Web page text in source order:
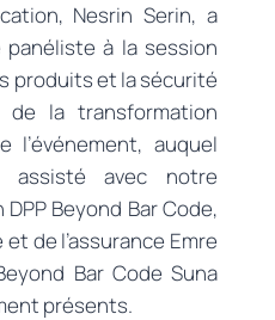
Nesrin Serin, a
à la session
produits et la sécurité
la transformation
l’événement, auquel
assisté avec notre
Beyond Bar Code,
de l’assurance Emre
Bar Code Suna
présents.